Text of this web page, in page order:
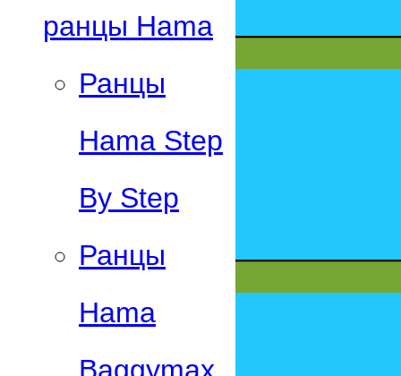
ранцы Hama
Ранцы
Hama Step
By Step
Ранцы
Hama